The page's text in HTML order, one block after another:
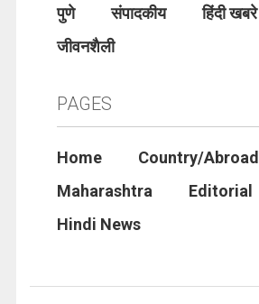
पुणे
संपादकीय
हिंदी खबरे
जीवनशैली
PAGES
Home
Country/Abroad
Maharashtra
Editorial
Hindi News